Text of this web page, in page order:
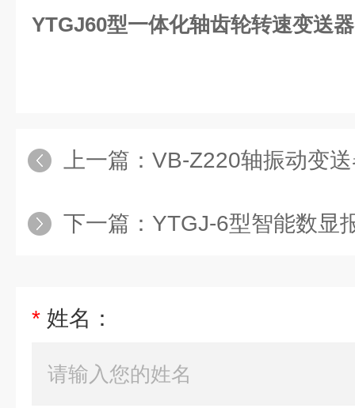
YTGJ60型一体化轴齿轮转速变送器
上一篇： VB-Z220轴振动变
下一篇： YTGJ-6型智能数显
* 姓名：